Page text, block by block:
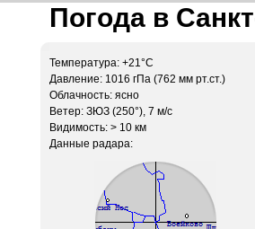
Погода в
Температура: +21°C
Давление: 1016 гПа (762 мм рт.ст.)
Облачность: ясно
Ветер: ЗЮЗ (250°), 7 м/c
Видимость: > 10 км
Данные радара: